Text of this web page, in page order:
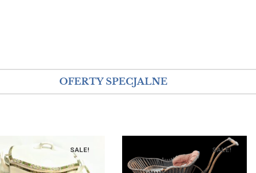
OFERTY SPECJALNE
SALE! SALE!